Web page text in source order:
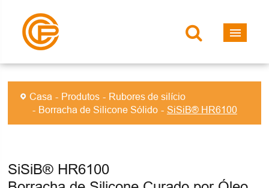
Casa Produtos
Rubores de silício
Borracha de Silicone Sólido
SiSiB® HR6100
SiSiB® HR6100